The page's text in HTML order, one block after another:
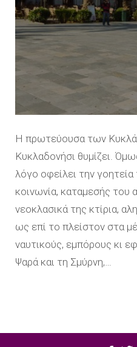
Η πρωτεύουσα των
Κυκλαδονήσι θυμίζει.
λόγο οφείλει την γοητεία
κοινωνία, καταμεσής του
νεοκλασικά της κτίρια,
ως επί το πλείστον στα
ναυτικούς, εμπόρους κι
Ψαρά και τη Σμύρνη,…